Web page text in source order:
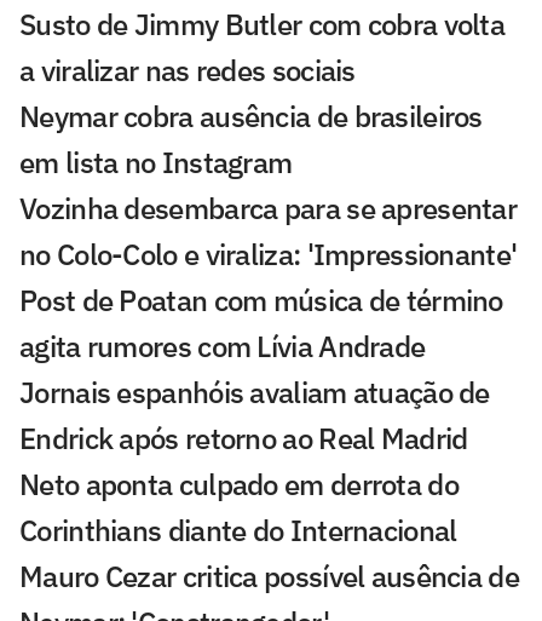
Susto de Jimmy Butler com cobra volta
a viralizar nas redes sociais
Neymar cobra ausência de brasileiros
em lista no Instagram
Vozinha desembarca para se apresentar
no Colo-Colo e viraliza: 'Impressionante'
Post de Poatan com música de término
agita rumores com Lívia Andrade
Jornais espanhóis avaliam atuação de
Endrick após retorno ao Real Madrid
Neto aponta culpado em derrota do
Corinthians diante do Internacional
Mauro Cezar critica possível ausência de